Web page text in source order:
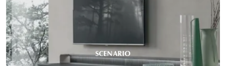
SCENARIO